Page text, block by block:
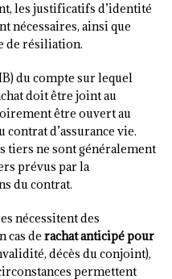
les justificatifs d’identité
nécessaires, ainsi que
de résiliation.
du compte sur lequel
doit être joint au
être ouvert au
d’assurance vie.
tiers ne sont généralement
prévus par la
du contrat.
nécessitent des
cas de rachat anticipé pour
décès du conjoint),
permettent